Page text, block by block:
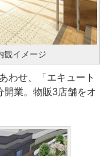
観イメージ
わせ、「エキュート
開業。物販3店舗をオ